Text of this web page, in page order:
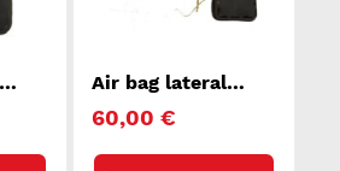
Air bag lateral
2
60,00 €